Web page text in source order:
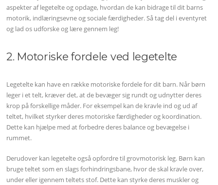
aspekter af legetelte og opdage, hvordan de kan bidrage til dit barns
motorik, indlæringsevne og sociale færdigheder. Så tag del i eventyret
og lad os udforske og lære gennem leg!
2. Motoriske fordele ved legetelte
Legetelte kan have en række motoriske fordele for dit barn. Når børn
leger i et telt, kræver det, at de bevæger sig rundt og udnytter deres
krop på forskellige måder. For eksempel kan de kravle ind og ud af
teltet, hvilket styrker deres motoriske færdigheder og koordination.
Dette kan hjælpe med at forbedre deres balance og bevægelse i
rummet.
Derudover kan legetelte også opfordre til grovmotorisk leg. Børn kan
bruge teltet som en slags forhindringsbane, hvor de skal kravle over,
under eller igennem teltets stof. Dette kan styrke deres muskler og